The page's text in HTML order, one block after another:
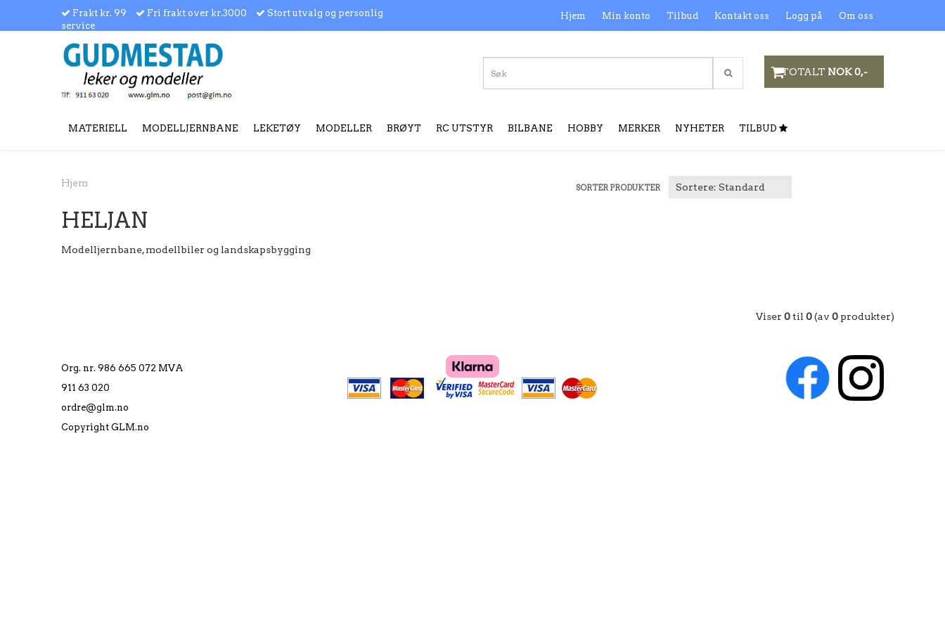
Frakt kr. 99 Fri frakt over kr.3000
Stort utvalg og personlig
service
Hjem Min konto Tilbud Kontakt oss Logg på Om oss
TOTALT NOK 0,-
MATERIELL MODELLJERNBANE LEKETØY MODELLER BRØYT RC UTSTYR BILBANE HOBBY MERKER NYHETER TILBUD
Hjem SORTER PRODUKTER
HELJAN
Modelljernbane, modellbiler og landskapsbygging
Viser 0til 0(av 0 produkter)
Org. nr. 986 665 072 MVA
911 63 020
ordre@glm.no
Copyright GLM.no